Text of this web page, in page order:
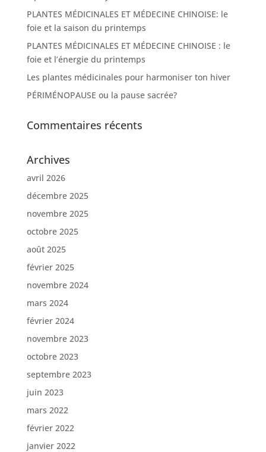
PLANTES MÉDICINALES ET MÉDECINE CHINOISE: le
foie et la saison du printemps
PLANTES MÉDICINALES ET MÉDECINE CHINOISE : le
foie et l’énergie du printemps
Les plantes médicinales pour harmoniser ton hiver
PÉRIMÉNOPAUSE ou la pause sacrée?
Commentaires récents
Archives
avril 2026
décembre 2025
novembre 2025
octobre 2025
août 2025
février 2025
novembre 2024
mars 2024
février 2024
novembre 2023
octobre 2023
septembre 2023
juin 2023
mars 2022
février 2022
janvier 2022